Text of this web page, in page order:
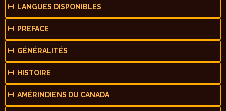
LANGUES DISPONIBLES
PREFACE
GÉNÉRALITÉS
HISTOIRE
AMÉRINDIENS DU CANADA